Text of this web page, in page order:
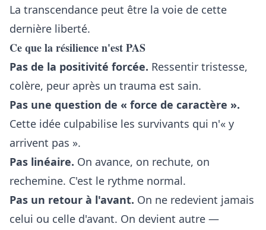
La transcendance peut être la voie de cette
dernière liberté.
Ce que la résilience n'est PAS
Pas de la positivité forcée. Ressentir tristesse,
colère, peur après un trauma est sain.
Pas une question de « force de caractère ».
Cette idée culpabilise les survivants qui n'« y
arrivent pas ».
Pas linéaire. On avance, on rechute, on
rechemine. C'est le rythme normal.
Pas un retour à l'avant. On ne redevient jamais
celui ou celle d'avant. On devient autre —